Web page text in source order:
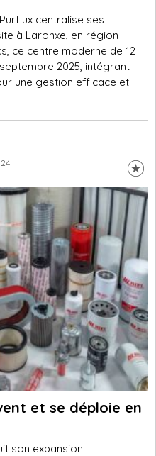
centralise ses
à Laronxe, en région
ce centre moderne de 12
2025, intégrant
une gestion efficace et
et se déploie en
son expansion